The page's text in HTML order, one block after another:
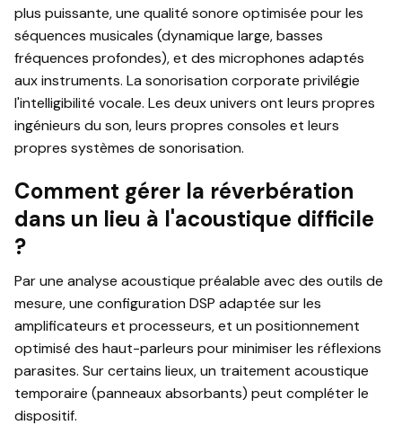
plus puissante, une qualité sonore optimisée pour les
séquences musicales (dynamique large, basses
fréquences profondes), et des microphones adaptés
aux instruments. La sonorisation corporate privilégie
l'intelligibilité vocale. Les deux univers ont leurs propres
ingénieurs du son, leurs propres consoles et leurs
propres systèmes de sonorisation.
Comment gérer la réverbération
dans un lieu à l'acoustique difficile
?
Par une analyse acoustique préalable avec des outils de
mesure, une configuration DSP adaptée sur les
amplificateurs et processeurs, et un positionnement
optimisé des haut-parleurs pour minimiser les réflexions
parasites. Sur certains lieux, un traitement acoustique
temporaire (panneaux absorbants) peut compléter le
dispositif.